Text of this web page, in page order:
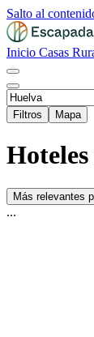
Salto al
Inicio Casas
Filtros
Mapa
Más relevantes
...